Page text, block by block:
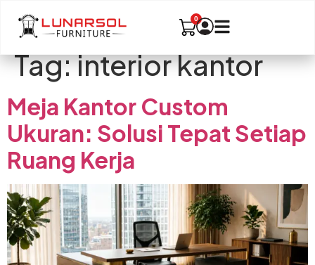
Tag:interior kantor
Meja Kantor Custom
Ukuran: Solusi Tepat Setiap
Ruang Kerja